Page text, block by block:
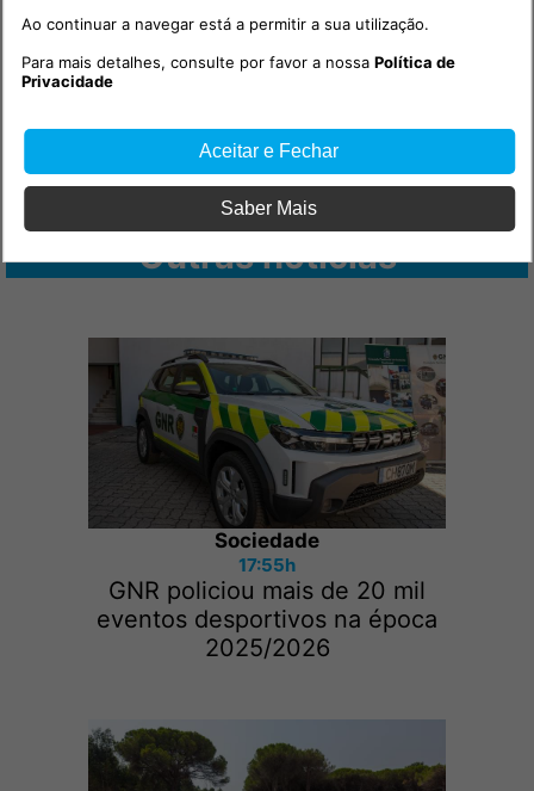
Outras notícias
Sociedade
17:55h
GNR policiou mais de 20 mil
eventos desportivos na época
2025/2026
Ao continuar a navegar está a permitir a sua utilização.
Para mais detalhes, consulte por favor a nossaPolítica de
Privacidade
Aceitar e Fechar
Saber Mais